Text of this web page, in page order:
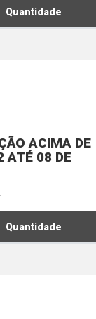
Quantidade
ACIMA DE
ATÉ 08 DE
Quantidade